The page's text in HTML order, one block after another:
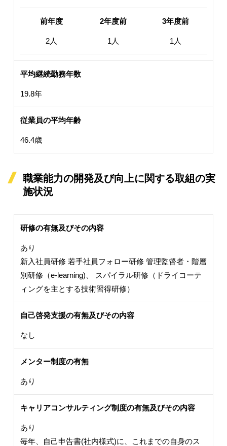
前年度 2年度前 3年度前
2人 1人 1人
平均継続勤務年数
19.8年
従業員の平均年齢
46.4歳
職業能力の開発及び向上に関する取組の実
施状況
研修の有無及びその内容
あり
新入社員研修 若手社員フォロー研修 管理監督者・階層
別研修（e-learning)、 スパイラル研修（ドライコーテ
ィングを主とする技術習得研修）
自己啓発支援の有無及びその内容
なし
メンター制度の有無
あり
キャリアコンサルティング制度の有無及びその内容
あり
毎年、自己申告書(社内様式)に、これまでの自身のス